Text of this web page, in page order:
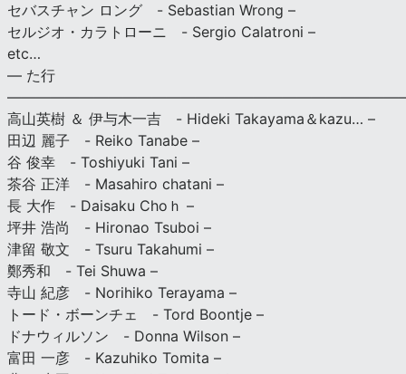
セバスチャン ロング - Sebastian Wrong –
セルジオ・カラトローニ - Sergio Calatroni –
etc…
— た行
高山英樹 ＆ 伊与木一吉 - Hideki Takayama＆kazu… –
田辺 麗子 - Reiko Tanabe –
谷 俊幸 - Toshiyuki Tani –
茶谷 正洋 - Masahiro chatani –
長 大作 - Daisaku Choｈ –
坪井 浩尚 - Hironao Tsuboi –
津留 敬文 - Tsuru Takahumi –
鄭秀和 - Tei Shuwa –
寺山 紀彦 - Norihiko Terayama –
トード・ボーンチェ - Tord Boontje –
ドナウィルソン - Donna Wilson –
富田 一彦 - Kazuhiko Tomita –